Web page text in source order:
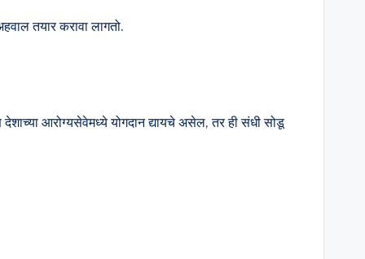
तयार करावा लागतो.
आरोग्यसेवेमध्ये योगदान द्यायचे असेल, तर ही संधी सोडू